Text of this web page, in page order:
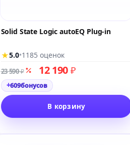
Solid State Logic autoEQ Plug-in
★5.0•1185 оценок
23 590₽ 12 190 ₽
+609бонусов
В корзину